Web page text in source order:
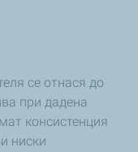
се отнася до
при дадена
консистенция
ниски